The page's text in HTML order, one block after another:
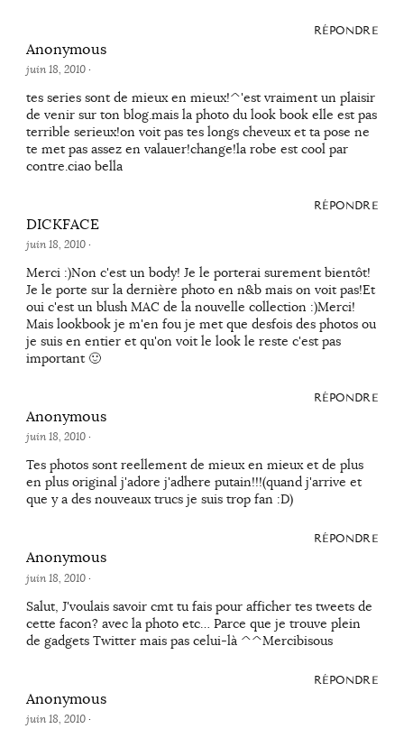
RÉPONDRE
Anonymous
juin 18, 2010·
tes series sont de mieux en mieux!^'est vraiment un plaisir
de venir sur ton blog.mais la photo du look book elle est pas
terrible serieux!on voit pas tes longs cheveux et ta pose ne
te met pas assez en valauer!change!la robe est cool par
contre.ciao bella
RÉPONDRE
DICKFACE
juin 18, 2010·
Merci :)Non c'est un body! Je le porterai surement bientôt!
Je le porte sur la dernière photo en n&b mais on voit pas!Et
oui c'est un blush MAC de la nouvelle collection :)Merci!
Mais lookbook je m'en fou je met que desfois des photos ou
je suis en entier et qu'on voit le look le reste c'est pas
important 🙂
RÉPONDRE
Anonymous
juin 18, 2010·
Tes photos sont reellement de mieux en mieux et de plus
en plus original j'adore j'adhere putain!!!(quand j'arrive et
que y a des nouveaux trucs je suis trop fan :D)
RÉPONDRE
Anonymous
juin 18, 2010·
Salut, J'voulais savoir cmt tu fais pour afficher tes tweets de
cette facon? avec la photo etc… Parce que je trouve plein
de gadgets Twitter mais pas celui-là ^^Mercibisous
RÉPONDRE
Anonymous
juin 18, 2010·